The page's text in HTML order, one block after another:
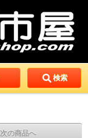
検索
次の商品へ